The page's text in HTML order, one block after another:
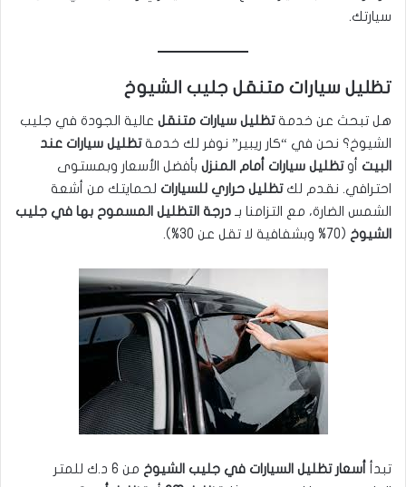
سيارتك.
تظليل سيارات متنقل جليب الشيوخ
هل تبحث عن خدمةتظليل سيارات متنقل عالية الجودة في جليب
الشيوخ؟ نحن في “كار ريبير” نوفر لك خدمةتظليل سيارات عند
البيت أوتظليل سيارات أمام المنزل بأفضل الأسعار وبمستوى
احترافي. نقدم لكتظليل حراري للسيارات لحمايتك من أشعة
الشمس الضارة، مع التزامنا بـ درجة التظليل المسموح بها في جليب
الشيوخ (70% وبشفافية لا تقل عن 30%).
تبدأ أسعار تظليل السيارات في جليب الشيوخ
من 6 د.ك للمتر